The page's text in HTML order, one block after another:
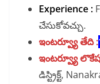
Experience :
చేసుకోవచ్చు.
ఇంటర్వ్యూ తేది :
ఇంటర్వ్యూ
డిస్ట్రిక్ట్,